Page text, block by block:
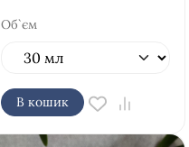
Об`єм
В кошик